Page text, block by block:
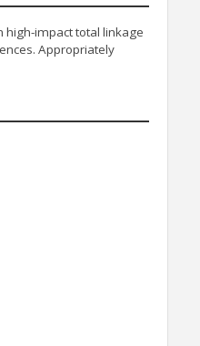
high-impact total linkage
Appropriately